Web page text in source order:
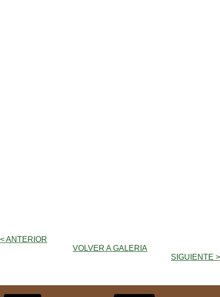
< ANTERIOR
VOLVER A GALERIA
SIGUIENTE >